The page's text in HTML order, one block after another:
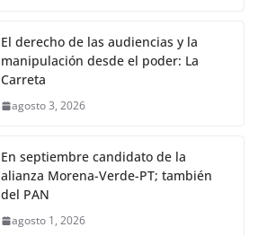
El derecho de las audiencias y la
manipulación desde el poder: La
Carreta
agosto 3, 2026
En septiembre candidato de la
alianza Morena-Verde-PT; también
del PAN
agosto 1, 2026